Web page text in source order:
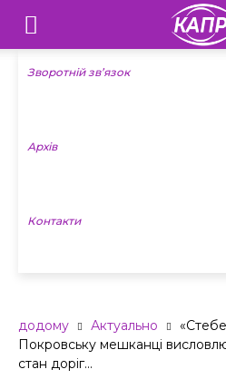
Телебачення
«Капрі»
Новини
Зворотній зв’язок
Архів
Контакти
додому Актуально
Покровську мешканці
стан доріг...